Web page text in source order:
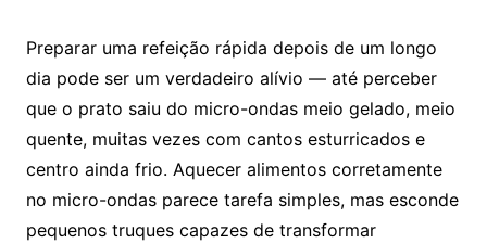
Preparar uma refeição rápida depois de um longo
dia pode ser um verdadeiro alívio — até perceber
que o prato saiu do micro-ondas meio gelado, meio
quente, muitas vezes com cantos esturricados e
centro ainda frio. Aquecer alimentos corretamente
no micro-ondas parece tarefa simples, mas esconde
pequenos truques capazes de transformar